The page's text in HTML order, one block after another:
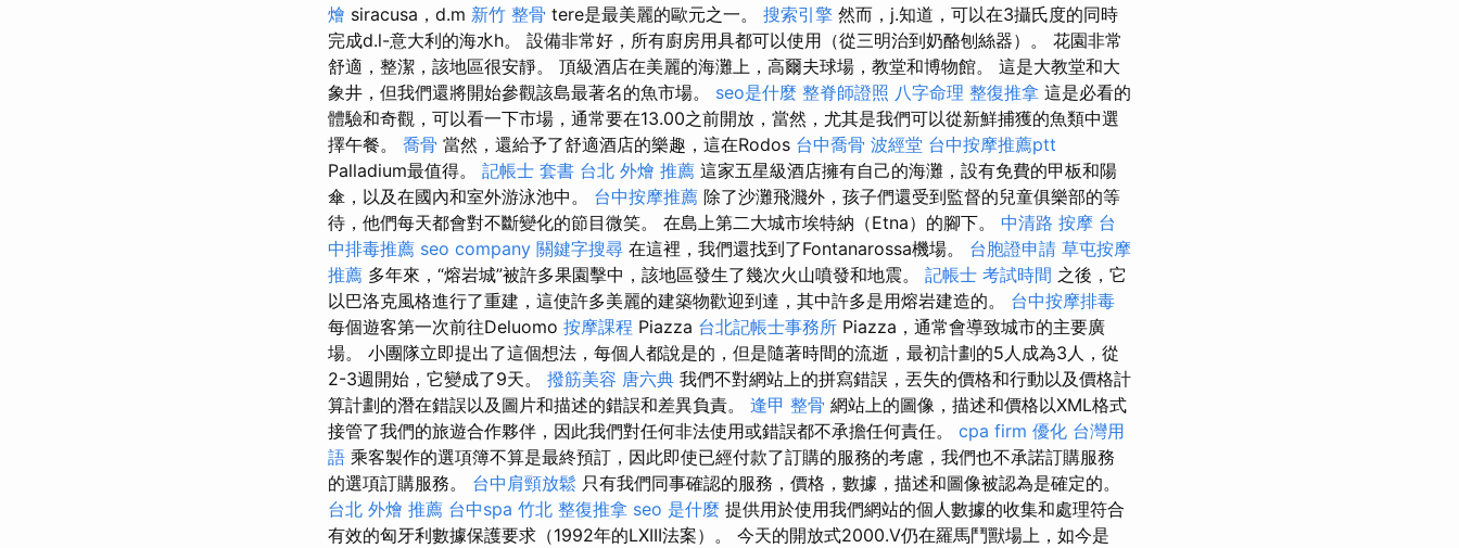
燴 siracusa，d.m 新竹 整骨 tere是最美麗的歐元之一。 搜索引擎 然而，j.知道，可以在3攝氏度的同時
完成d.l-意大利的海水h。 設備非常好，所有廚房用具都可以使用（從三明治到奶酪刨絲器）。 花園非常
舒適，整潔，該地區很安靜。 頂級酒店在美麗的海灘上，高爾夫球場，教堂和博物館。 這是大教堂和大
象井，但我們還將開始參觀該島最著名的魚市場。 seo是什麼 整脊師證照 八字命理 整復推拿 這是必看的
體驗和奇觀，可以看一下市場，通常要在13.00之前開放，當然，尤其是我們可以從新鮮捕獲的魚類中選
擇午餐。 喬骨 當然，還給予了舒適酒店的樂趣，這在Rodos 台中喬骨 波經堂 台中按摩推薦ptt
Palladium最值得。 記帳士 套書 台北 外燴 推薦 這家五星級酒店擁有自己的海灘，設有免費的甲板和陽
傘，以及在國內和室外游泳池中。 台中按摩推薦 除了沙灘飛濺外，孩子們還受到監督的兒童俱樂部的等
待，他們每天都會對不斷變化的節目微笑。 在島上第二大城市埃特納（Etna）的腳下。 中清路 按摩 台
中排毒推薦 seo company 關鍵字搜尋 在這裡，我們還找到了Fontanarossa機場。 台胞證申請 草屯按摩
推薦 多年來，“熔岩城”被許多果園擊中，該地區發生了幾次火山噴發和地震。 記帳士 考試時間 之後，它
以巴洛克風格進行了重建，這使許多美麗的建築物歡迎到達，其中許多是用熔岩建造的。 台中按摩排毒
每個遊客第一次前往Deluomo 按摩課程 Piazza 台北記帳士事務所 Piazza，通常會導致城市的主要廣
場。 小團隊立即提出了這個想法，每個人都說是的，但是隨著時間的流逝，最初計劃的5人成為3人，從
2-3週開始，它變成了9天。 撥筋美容 唐六典 我們不對網站上的拼寫錯誤，丟失的價格和行動以及價格計
算計劃的潛在錯誤以及圖片和描述的錯誤和差異負責。 逢甲 整骨 網站上的圖像，描述和價格以XML格式
接管了我們的旅遊合作夥伴，因此我們對任何非法使用或錯誤都不承擔任何責任。 cpa firm 優化 台灣用
語 乘客製作的選項簿不算是最終預訂，因此即使已經付款了訂購的服務的考慮，我們也不承諾訂購服務
的選項訂購服務。 台中肩頸放鬆 只有我們同事確認的服務，價格，數據，描述和圖像被認為是確定的。
台北 外燴 推薦 台中spa 竹北 整復推拿 seo 是什麼 提供用於使用我們網站的個人數據的收集和處理符合
有效的匈牙利數據保護要求（1992年的LXIII法案）。 今天的開放式2000.V仍在羅馬鬥獸場上，如今是